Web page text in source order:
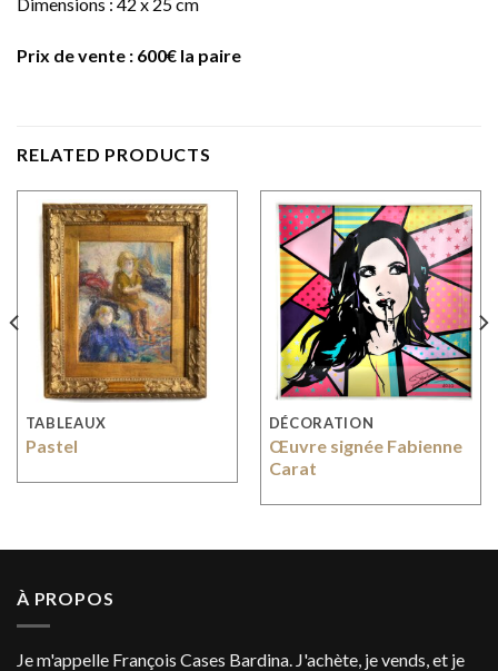
Prix de vente : 600€ la paire
RELATED PRODUCTS
TABLEAUX
Pastel
DÉCORATION
Œuvre signée Fabienne
Carat
À PROPOS
Je m'appelle François Cases Bardina. J'achète, je vends, et je